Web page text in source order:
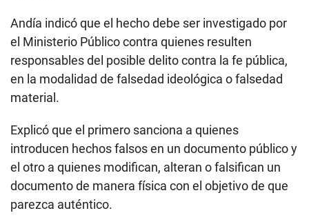
Andía indicó que el hecho debe ser investigado por
el Ministerio Público contra quienes resulten
responsables del posible delito contra la fe pública,
en la modalidad de falsedad ideológica o falsedad
material.
Explicó que el primero sanciona a quienes
introducen hechos falsos en un documento público y
el otro a quienes modifican, alteran o falsifican un
documento de manera física con el objetivo de que
parezca auténtico.